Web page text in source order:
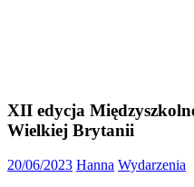
XII edycja
Wielkiej Brytanii
20/06/2023 Hanna Wydarzenia